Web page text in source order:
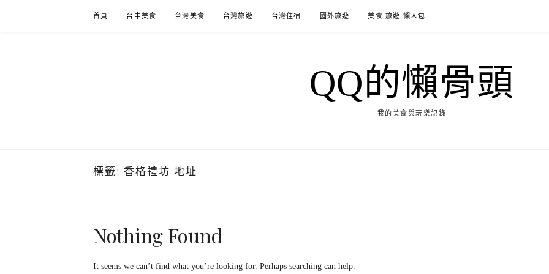
首頁 台中美食 台灣美食 台灣旅遊 台灣住宿 國外旅遊 美食 旅遊 懶人包
QQ的懶骨頭
我的美食與玩樂記錄
標籤: 香格禮坊 地址
Nothing Found
It seems we can’t find what you’re looking for. Perhaps searching can help.